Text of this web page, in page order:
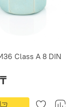
Class A 8 DIN